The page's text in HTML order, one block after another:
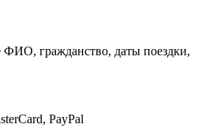
ФИО, гражданство, даты поездки,
PayPal